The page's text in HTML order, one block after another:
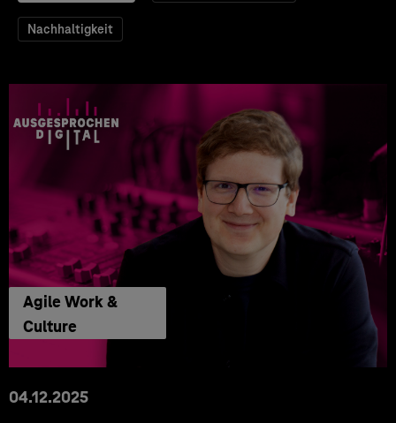
Nachhaltigkeit
Agile Work &
Culture
04.12.2025